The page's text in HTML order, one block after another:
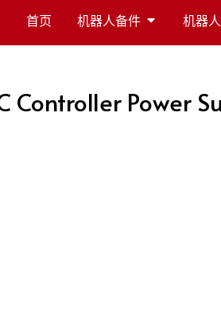
首页 机器人备件 机器
Controller Power